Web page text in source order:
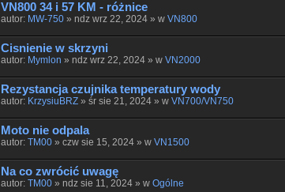
VN800 34 i 57 KM - różnice
autor: MW-750» ndz wrz 22, 2024 » w VN800
Cisnienie w skrzyni
autor: Mymlon » ndz wrz 22, 2024 » w VN2000
Rezystancja czujnika temperatury wody
autor: KrzysiuBRZ» śr sie 21, 2024 » w VN700/VN750
Moto nie odpala
autor: TM00» czw sie 15, 2024 » w VN1500
Na co zwrócić uwagę
autor: TM00» ndz sie 11, 2024 » w Ogólne